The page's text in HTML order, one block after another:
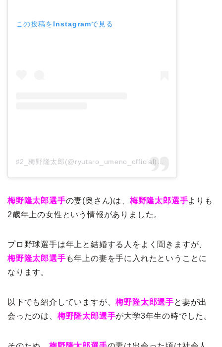
この投稿をInstagramで見る
梅野隆太郎選手の妻(奥さん)は、 梅野隆太郎選手よりも
2歳年上の女性という情報がありました。
プロ野球選手は年上と結婚する人をよく聞きますが、
梅野隆太郎選手 も年上の妻を手に入れたということに
なります。
以下でも紹介していますが、梅野隆太郎選手と妻が出
会ったのは、 梅野隆太郎選手が大学3年生の時でした。